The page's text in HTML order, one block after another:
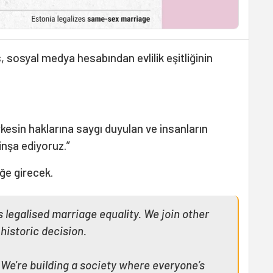
sosyal medya hesabından evlilik eşitliğinin
haklarına saygı duyulan ve insanların
ediyoruz.”
girecek.
legalised marriage equality. We join other
decision.
building a society where everyone’s